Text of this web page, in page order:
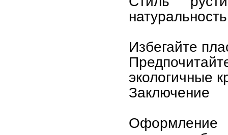
Избегайте
экологичные
Заключение
Оформление